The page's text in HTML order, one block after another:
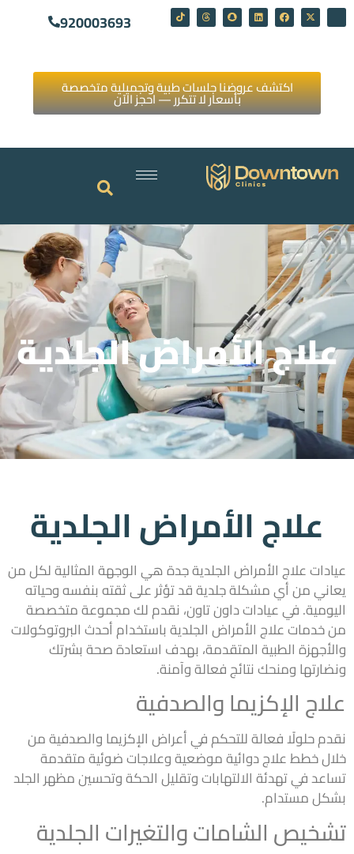
920003693
اكتشف عروضنا جلسات طبية وتجميلية متخصصة
بأسعار لا تتكرر — احجز الآن
علاج الأمراض الجلدية
علاج الأمراض الجلدية
عيادات علاج الأمراض الجلدية جدة هي الوجهة المثالية لكل من
يعاني من أي مشكلة جلدية قد تؤثر على ثقته بنفسه وحياته
اليومية. في عيادات داون تاون، نقدم لك مجموعة متخصصة
من خدمات علاج الأمراض الجلدية باستخدام أحدث البروتوكولات
والأجهزة الطبية المتقدمة، بهدف استعادة صحة بشرتك
ونضارتها ومنحك نتائج فعالة وآمنة.
علاج الإكزيما والصدفية
نقدم حلولًا فعالة للتحكم في أعراض الإكزيما والصدفية من
خلال خطط علاج دوائية موضعية وعلاجات ضوئية متقدمة
تساعد في تهدئة الالتهابات وتقليل الحكة وتحسين مظهر الجلد
بشكل مستدام.
تشخيص الشامات والتغيرات الجلدية